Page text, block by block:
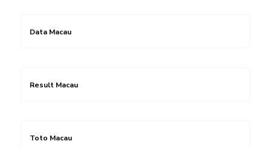
Data Macau
Result Macau
Toto Macau